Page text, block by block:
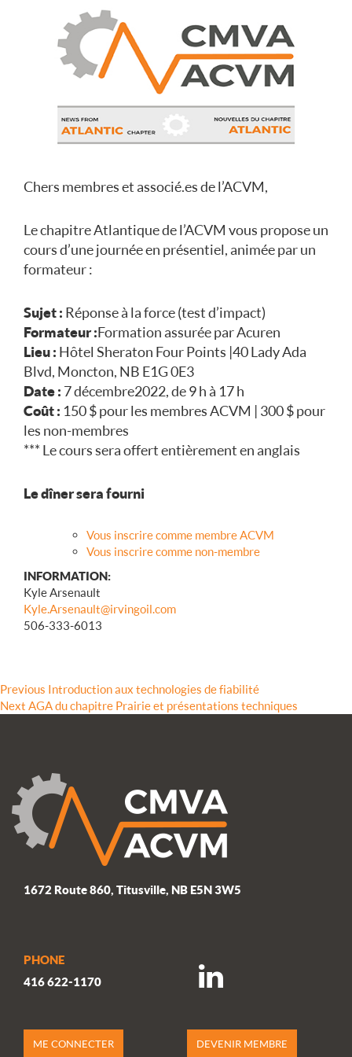
Chers membres et associé.es de l’ACVM,
Le chapitre Atlantique de l’ACVM vous propose un
cours d’une journée en présentiel, animée par un
formateur :
Sujet : Réponse à la force (test d’impact)
Formateur :Formation assurée par Acuren
Lieu : Hôtel Sheraton Four Points | 40 Lady Ada
Blvd, Moncton, NB E1G 0E3
Date : 7 décembre 2022, de 9 h à 17 h
Coût : 150 $ pour les membres ACVM | 300 $ pour
les non-membres
*** Le cours sera offert entièrement en anglais
Le dîner sera fourni
Vous inscrire comme membre ACVM
Vous inscrire comme non-membre
INFORMATION:
Kyle Arsenault
Kyle.Arsenault@irvingoil.com
506-333-6013
Navigation
de
Previous Previous
post:
Introduction aux technologies de fiabilité
Next Next
AGA du chapitre Prairie et présentations techniques
1672 Route 860, Titusville, NB E5N 3W5
PHONE
416 622-1170
ME CONNECTER DEVENIR MEMBRE